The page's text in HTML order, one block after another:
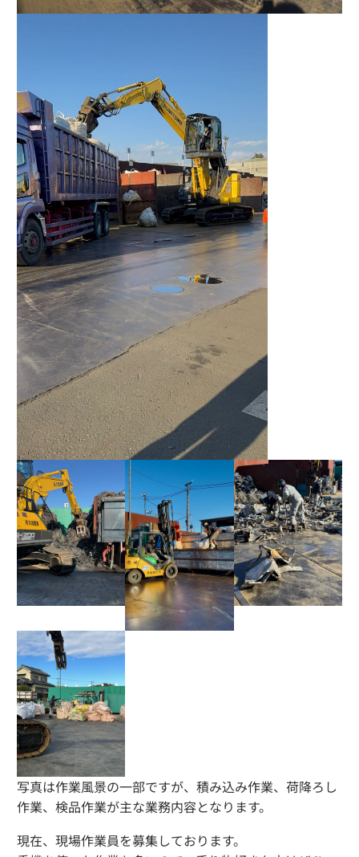
写真は作業風景の一部ですが、積み込み作業、荷降ろし
作業、検品作業が主な業務内容となります。
現在、現場作業員を募集しております。